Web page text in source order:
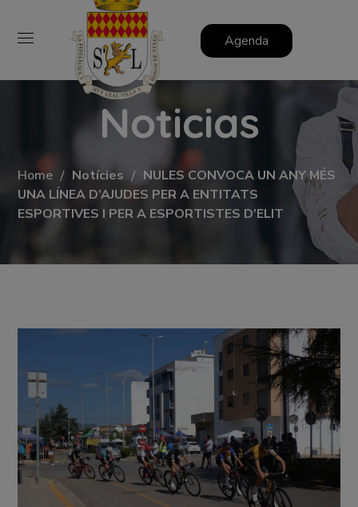
Agenda
Noticias
Home Notícies
NULES CONVOCA UN ANY MÉS
UNA LÍNEA D’AJUDES PER A ENTITATS
ESPORTIVES I PER A ESPORTISTES D’ELIT